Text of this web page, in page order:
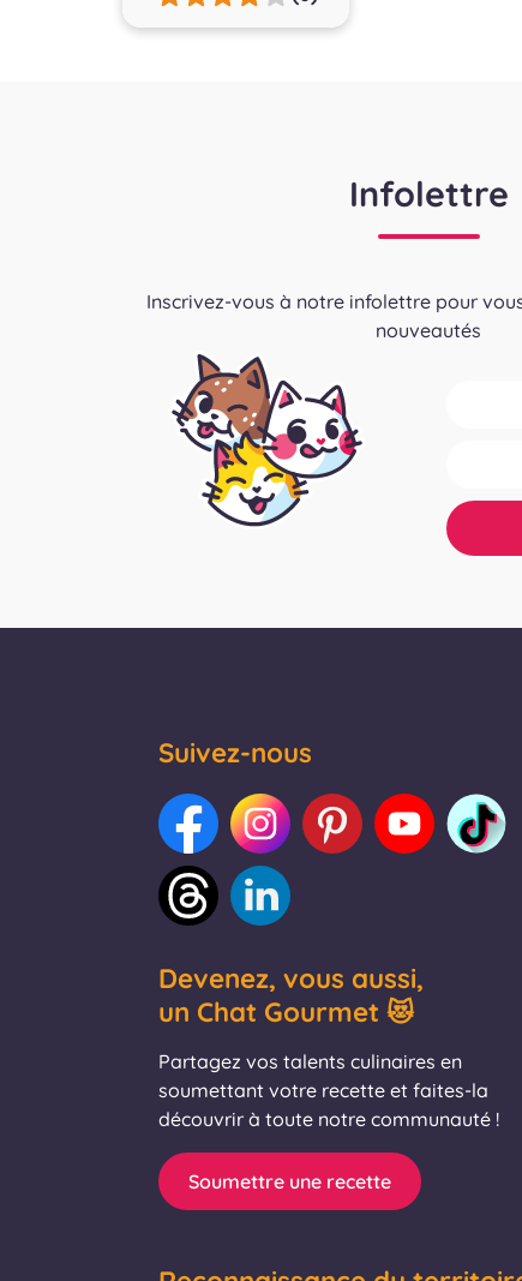
Infolettre
Inscrivez-vous à notre infolettre pour
nouveautés
Suivez-nous
Devenez, vous aussi,
un Chat Gourmet 😻
Partagez vos talents culinaires en
soumettant votre recette et faites-la
découvrir à toute notre communauté !
Soumettre une recette